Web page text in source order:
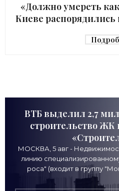
«Должно умереть
Киеве распорядились
ВТБ выделил 2,7
строительство
МОСКВА, 5 авг -
линию
роса" (входит в группу
рублей